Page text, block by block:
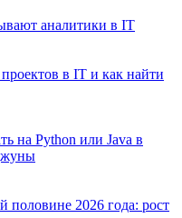
аналитики в IT
в IT и как найти
на Python или Java в
половине 2026 года: рост